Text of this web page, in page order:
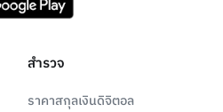
สำรวจ
ราคาสกุลเงินดิจิตอล